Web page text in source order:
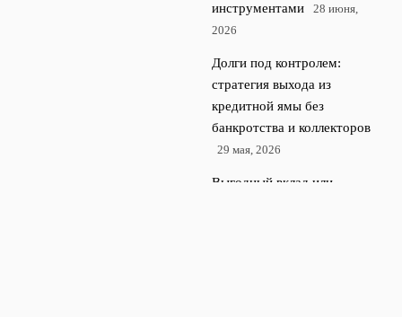
инструментами
28 июня,
2026
Долги под контролем:
стратегия выхода из
кредитной ямы без
банкротства и коллекторов
29 мая, 2026
Выгодный вклад или